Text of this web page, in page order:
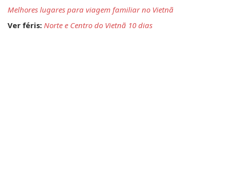
Melhores lugares para viagem familiar no Vietnã
Ver féris: Norte e Centro do Vietnã 10 dias